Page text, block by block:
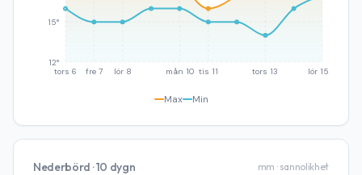
tors 6 fre 7 lör 8 mån 10 tis 11 tors 13 lör 15
12°
15°
Max Min
Nederbörd · 10 dygn mm · sannolikhet